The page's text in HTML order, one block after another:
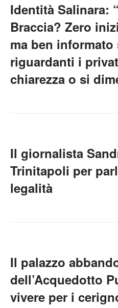
Identità Salinara:
Braccia? Zero
ma ben
riguardanti i
chiarezza o si
Il giornalista
Trinitapoli per
legalità
Il palazzo
dell’Acquedotto
vivere per i